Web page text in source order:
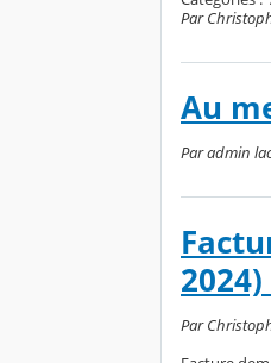
Par
Au
Par admin
Par